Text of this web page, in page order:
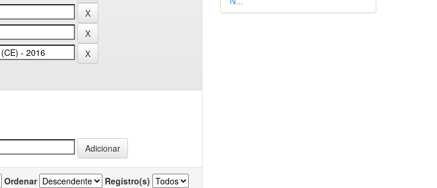
Ordenar Registro(s)